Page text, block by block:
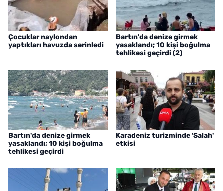
Çocuklar naylondan
yaptıkları havuzda serinledi
Bartın'da denize girmek
yasaklandı; 10 kişi boğulma
tehlikesi geçirdi (2)
Bartın'da denize girmek
yasaklandı; 10 kişi boğulma
tehlikesi geçirdi
Karadeniz turizminde 'Salah'
etkisi